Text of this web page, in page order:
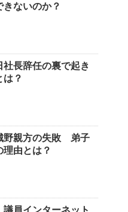
きないのか？
社長辞任の裏で起き
は？
野親方の失敗 弟子
理由とは？